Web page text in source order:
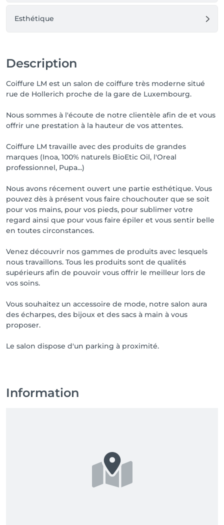
Esthétique
Description
Coiffure LM est un salon de coiffure très moderne situé
rue de Hollerich proche de la gare de Luxembourg.
Nous sommes à l'écoute de notre clientèle afin de et vous
offrir une prestation à la hauteur de vos attentes.
Coiffure LM travaille avec des produits de grandes
marques (Inoa, 100% naturels BioEtic Oil, l'Oreal
professionnel, Pupa...)
Nous avons récement ouvert une partie esthétique. Vous
pouvez dès à présent vous faire chouchouter que se soit
pour vos mains, pour vos pieds, pour sublimer votre
regard ainsi que pour vous faire épiler et vous sentir belle
en toutes circonstances.
Venez découvrir nos gammes de produits avec lesquels
nous travaillons. Tous les produits sont de qualités
supérieurs afin de pouvoir vous offrir le meilleur lors de
vos soins.
Vous souhaitez un accessoire de mode, notre salon aura
des écharpes, des bijoux et des sacs à main à vous
proposer.
Le salon dispose d'un parking à proximité.
Information